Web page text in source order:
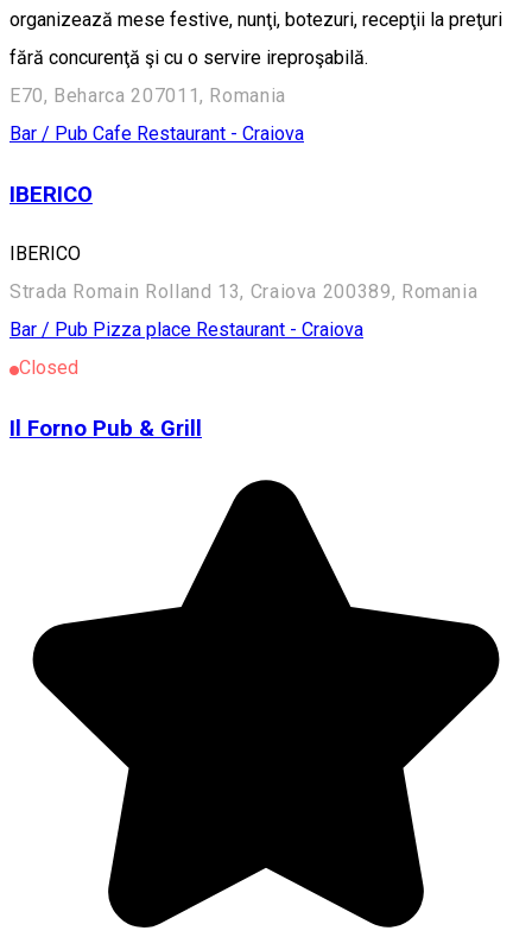
organizează mese festive, nunţi, botezuri, recepţii la preţuri
fără concurenţă şi cu o servire ireproşabilă.
E70, Beharca 207011, Romania
Bar / Pub Cafe Restaurant - Craiova
IBERICO
IBERICO
Strada Romain Rolland 13, Craiova 200389, Romania
Bar / Pub Pizza place Restaurant - Craiova
Closed
Il Forno Pub & Grill